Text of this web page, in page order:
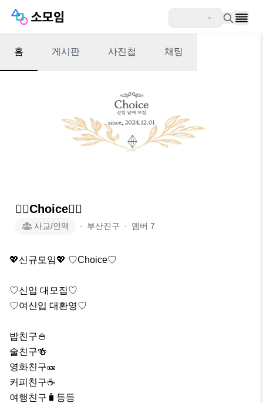
홈 게시판 사진첩 채팅
❤️‍🔥Choice❤️‍🔥
사교/인맥 ∙ 부산진구 ∙ 멤버 7
💖신규모임💖 ♡Choice♡
♡신입 대모집♡
♡여신입 대환영♡
밥친구🍚
술친구🍻
영화친구🎫
커피친구☕
여행친구🧳등등